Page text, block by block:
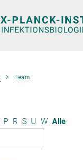
Team
P R S U W Alle